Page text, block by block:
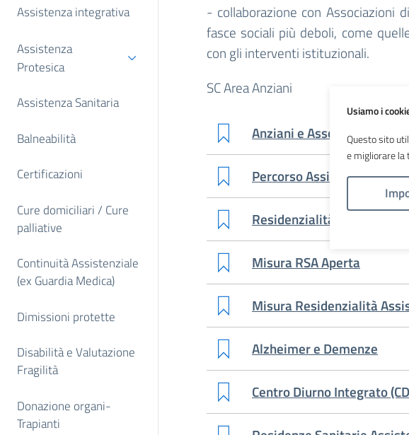
Assistenza integrativa
Assistenza
Protesica
Assistenza Sanitaria
Balneabilità
Certificazioni
Cure domiciliari / Cure
palliative
Continuità Assistenziale
(ex Guardia Medica)
Dimissioni protette
Disabilità e Valutazione
Fragilità
Donazione organi-
Trapianti
- collaborazione con Associazioni
fasce sociali più deboli, come
con gli interventi istituzionali.
SC Area Anziani
Anziani e Associazioni di
Percorso Assistenziale
Residenzialità assistita
Misura RSA Aperta
Misura Residenzialità
Alzheimer e Demenze
Centro Diurno Integrato
Usiamo i
Questo sito
e migliorare la